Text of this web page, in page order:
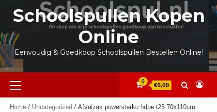
inhoud
Schoolspullen Kopen
Online
Eenvoudig & Goedkoop Schoolspullen Bestellen Online!
Primair
menu
0
€0,00
Home / Uncategorized / Afvalzak powersterko hdpe t25 70x110cm